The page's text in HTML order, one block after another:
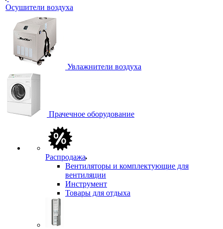
Осушители воздуха
Увлажнители воздуха
Прачечное оборудование
Распродажа
Вентиляторы и комплектующие для
вентиляции
Инструмент
Товары для отдыха